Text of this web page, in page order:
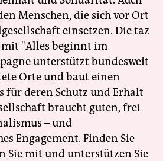
Menschen, die sich vor Ort
einsetzen. Die taz
"Alles beginnt im
unterstützt bundesweit
Orte und baut einen
für deren Schutz und Erhalt
braucht guten, frei
– und
Engagement. Finden Sie
Sie mit und unterstützen Sie